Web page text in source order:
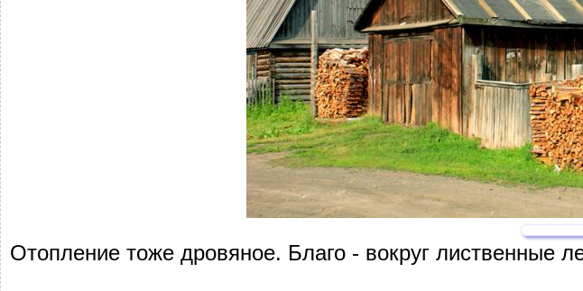
Отопление тоже дровяное. Благо - вокруг лиственные